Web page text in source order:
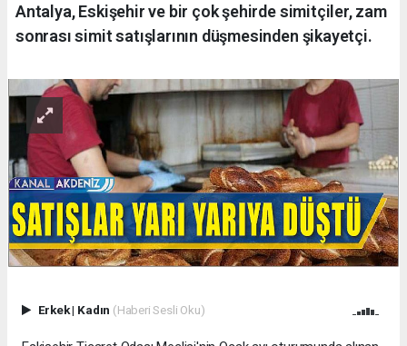
Antalya, Eskişehir ve bir çok şehirde simitçiler, zam
sonrası simit satışlarının düşmesinden şikayetçi.
Erkek| Kadın (Haberi Sesli Oku)